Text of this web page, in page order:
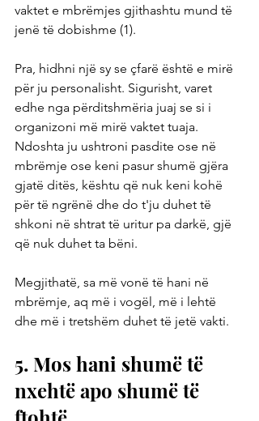
vaktet e mbrëmjes gjithashtu mund të
jenë të dobishme (1).
Pra, hidhni një sy se çfarë është e mirë
për ju personalisht. Sigurisht, varet
edhe nga përditshmëria juaj se si i
organizoni më mirë vaktet tuaja.
Ndoshta ju ushtroni pasdite ose në
mbrëmje ose keni pasur shumë gjëra
gjatë ditës, kështu që nuk keni kohë
për të ngrënë dhe do t'ju duhet të
shkoni në shtrat të uritur pa darkë, gjë
që nuk duhet ta bëni.
Megjithatë, sa më vonë të hani në
mbrëmje, aq më i vogël, më i lehtë
dhe më i tretshëm duhet të jetë vakti.
5. Mos hani shumë të
nxehtë apo shumë të